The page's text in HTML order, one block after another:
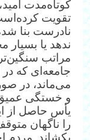
کوتاه‌مدت
تقویت
نادرست بنا
ندهد یا بسیار
مراتب سنگین‌تر
جامعه‌ای که
می‌ماند، در
و خستگی
یأس حاصل از
را ناگهان
بکشاند. مردم